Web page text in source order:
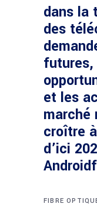
dans la
des
et les
marché
croître
d’ici
FIBRE